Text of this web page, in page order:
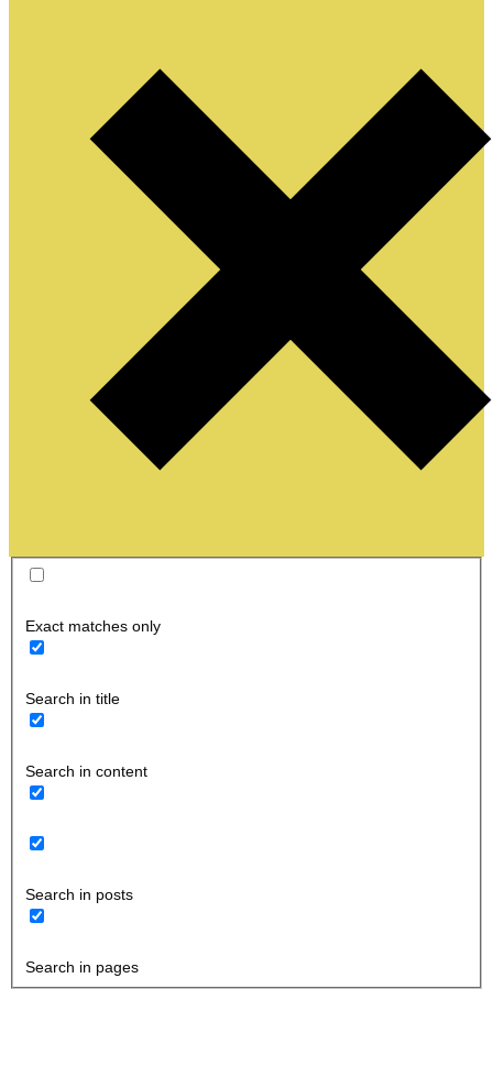
Exact matches only
Search in title
Search in content
Search in posts
Search in pages